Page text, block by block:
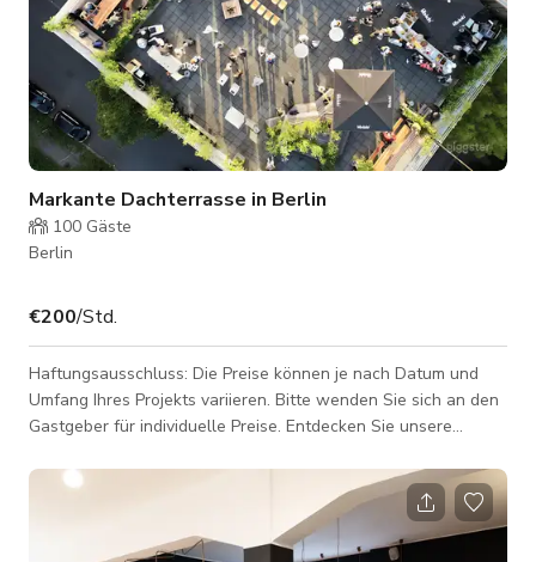
Markante Dachterrasse in Berlin
100 Gäste
Berlin
€200/Std.
Haftungsausschluss: Die Preise können je nach Datum und
Umfang Ihres Projekts variieren. Bitte wenden Sie sich an den
Gastgeber für individuelle Preise. Entdecken Sie unsere
während Konferenzen oder als eigenständiger
Veranstaltungsort. Im Sommer verwandelt sie sich in den
perfekten Rahmen für Firmenfeiern oder Networking-Events.
Die Terrasse ist über einen eigenen Aufzug zugänglich und